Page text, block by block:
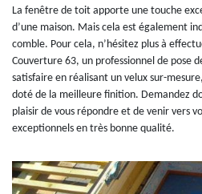
La fenêtre de toit apporte une touche
d’une maison. Mais cela est également
comble. Pour cela, n’hésitez plus à
Couverture 63, un professionnel de pose
satisfaire en réalisant un velux sur-
doté de la meilleure finition. Demandez
plaisir de vous répondre et de venir vers
exceptionnels en très bonne qualité.